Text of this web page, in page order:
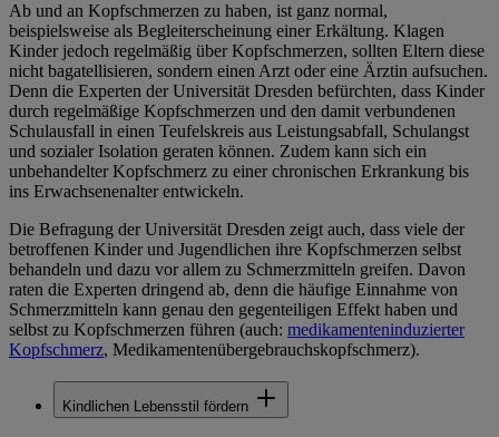
Ab und an Kopfschmerzen zu haben, ist ganz normal,
beispielsweise als Begleiterscheinung einer Erkältung. Klagen
Kinder jedoch regelmäßig über Kopfschmerzen, sollten Eltern diese
nicht bagatellisieren, sondern einen Arzt oder eine Ärztin aufsuchen.
Denn die Experten der Universität Dresden befürchten, dass Kinder
durch regelmäßige Kopfschmerzen und den damit verbundenen
Schulausfall in einen Teufelskreis aus Leistungsabfall, Schulangst
und sozialer Isolation geraten können. Zudem kann sich ein
unbehandelter Kopfschmerz zu einer chronischen Erkrankung bis
ins Erwachsenenalter entwickeln.
Die Befragung der Universität Dresden zeigt auch, dass viele der
betroffenen Kinder und Jugendlichen ihre Kopfschmerzen selbst
behandeln und dazu vor allem zu Schmerzmitteln greifen. Davon
raten die Experten dringend ab, denn die häufige Einnahme von
Schmerzmitteln kann genau den gegenteiligen Effekt haben und
selbst zu Kopfschmerzen führen (auch: medikamenteninduzierter
Kopfschmerz, Medikamentenübergebrauchskopfschmerz).
Kindlichen Lebensstil fördern